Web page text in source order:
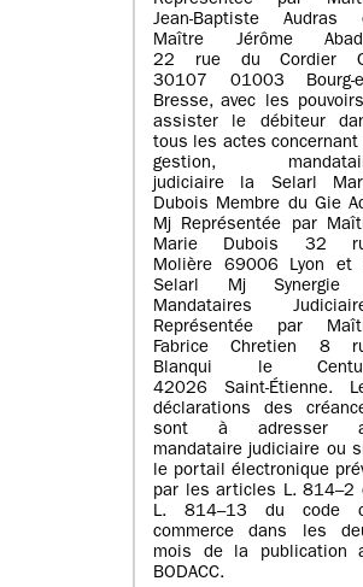
Jean-Baptiste Audras
Maître Jérôme
22 rue du Cordier
30107 01003 Bourg-
Bresse, avec les
assister le débiteur
tous les actes concernant
gestion,
judiciaire la Selarl
Dubois Membre du Gie
Mj Représentée par
Marie Dubois 32
Molière 69006 Lyon et
Selarl Mj Synergie
Mandataires
Représentée par
Fabrice Chretien 8
Blanqui le
42026 Saint-Étienne.
déclarations des
sont à adresser
mandataire judiciaire ou
le portail électronique
par les articles L. 814–2
L. 814–13 du code
commerce dans les
mois de la publication
BODACC.